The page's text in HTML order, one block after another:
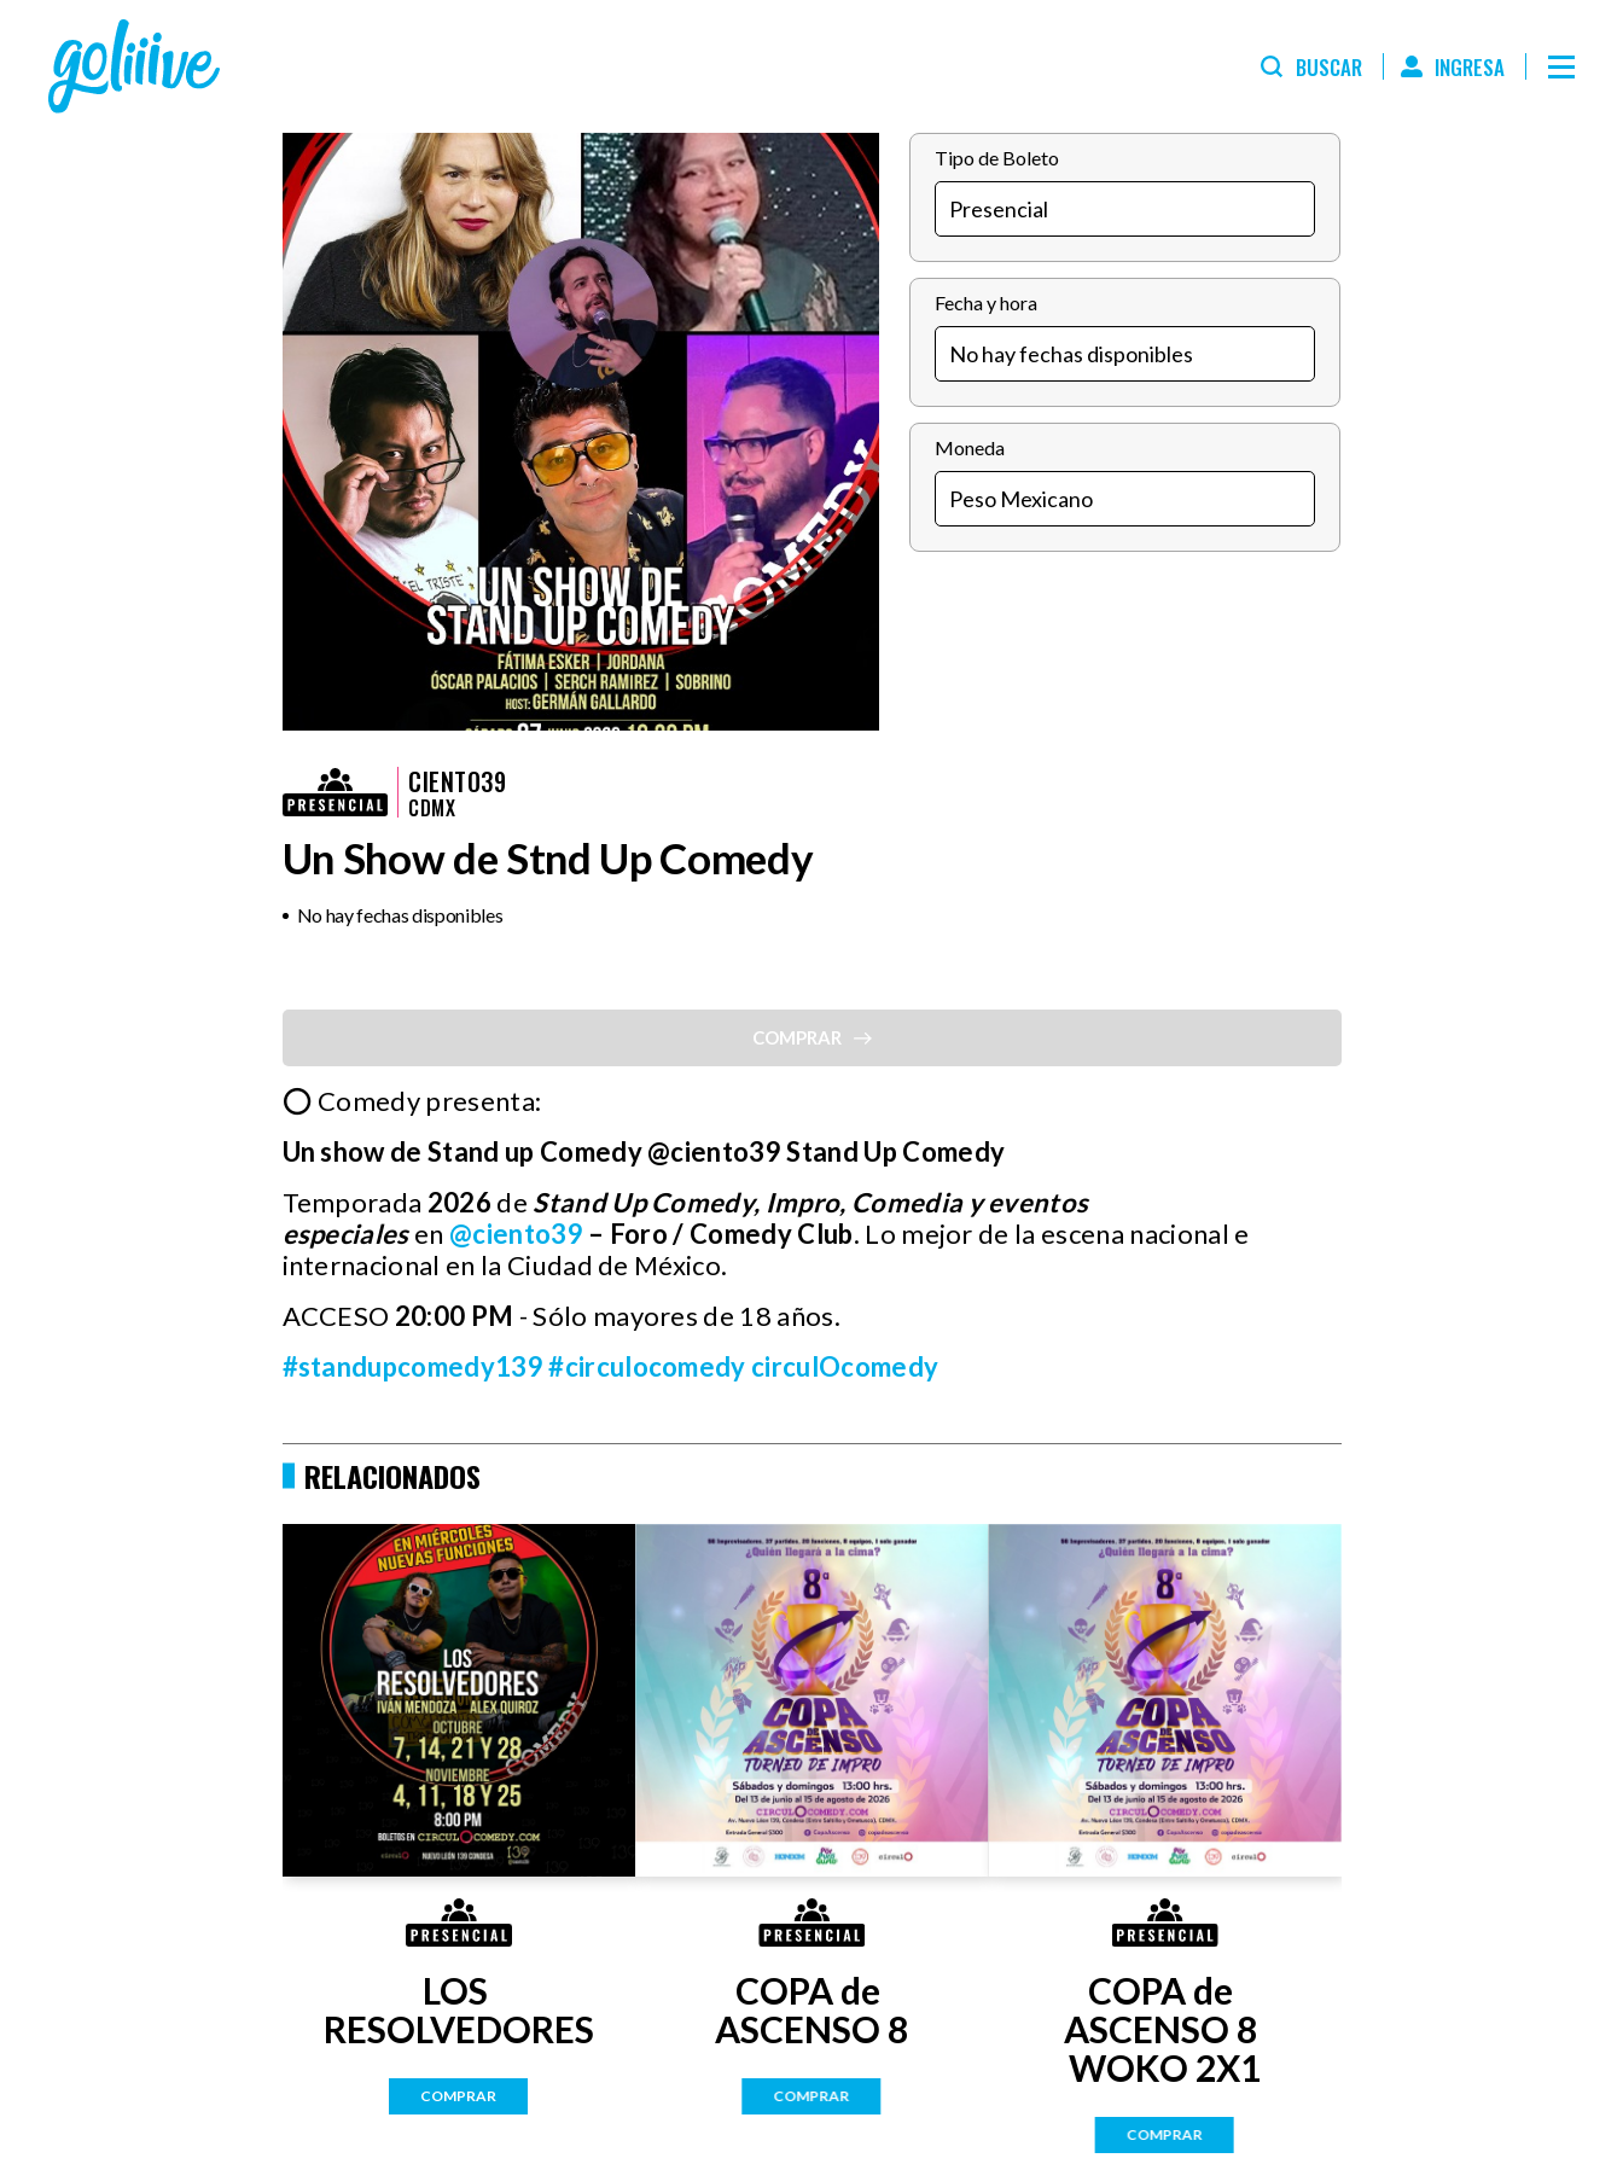
BUSCAR INGRESA
CIENTO39
CDMX
Un Show de Stnd Up Comedy
No hay fechas disponibles
Tipo de Boleto
Fecha y hora
Moneda
COMPRAR
⭕ Comedy presenta:
Un show de Stand up Comedy @ciento39 Stand Up Comedy
Temporada 2026 de Stand Up Comedy, Impro, Comedia y eventos
especialesen @ciento39 – Foro / Comedy Club. Lo mejor de la escena nacional e
internacional en la Ciudad de México.
ACCESO 20:00 PM - Sólo mayores de 18 años.
#standupcomedy139#circulocomedy circulOcomedy
RELACIONADOS
LOS
RESOLVEDORES
COMPRAR
COPA de
ASCENSO 8
COMPRAR
COPA de
ASCENSO 8
WOKO 2X1
COMPRAR